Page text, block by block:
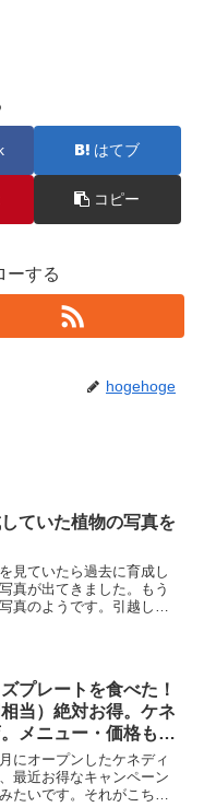
はてブ
コピー
ーする
hogehoge
ていた植物の写真を
見ていたら過去に育成し
真が出てきました。もう
真のようです。引越しの
プレートを食べた！
相当）絶対お得。ケネ
メニュー・価格も一
にオープンしたケネディ
最近お得なキャンペーン
たいです。それがこち